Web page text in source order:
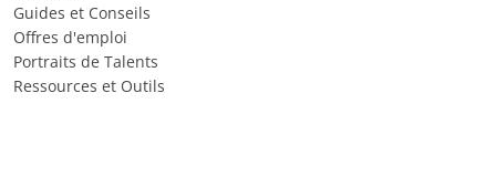
Guides et Conseils
Offres d'emploi
Portraits de Talents
Ressources et Outils